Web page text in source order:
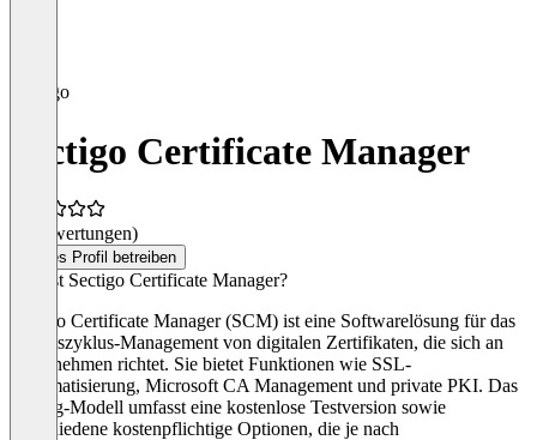
Sectigo Certificate Manager
(0 Bewertungen)
Dieses Profil betreiben
Was ist Sectigo Certificate Manager?
Sectigo Certificate Manager (SCM) ist eine Softwarelösung für das
Lebenszyklus-Management von digitalen Zertifikaten, die sich an
Unternehmen richtet. Sie bietet Funktionen wie SSL-
Automatisierung, Microsoft CA Management und private PKI. Das
Pricing-Modell umfasst eine kostenlose Testversion sowie
verschiedene kostenpflichtige Optionen, die je nach